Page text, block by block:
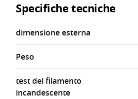
Specifiche tecniche
dimensione esterna
Peso
test del filamento
incandescente